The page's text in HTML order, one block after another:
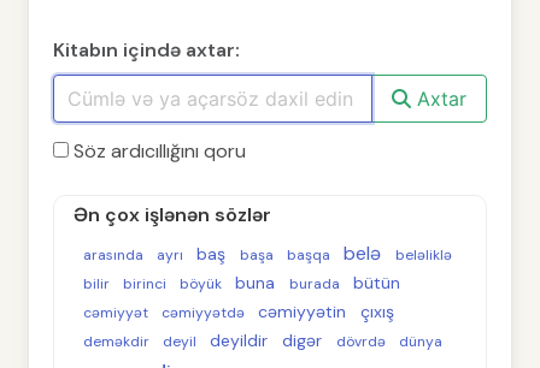
Kitabın içində axtar:
Axtar
Söz ardıcıllığını qoru
Ən çox işlənən sözlər
arasında ayrı baş başa başqa belə
beləliklə
bilir
birinci böyük buna burada bütün
cəmiyyət cəmiyyətdə cəmiyyətin çıxış
deməkdir deyil deyildir digər dövrdə dünya